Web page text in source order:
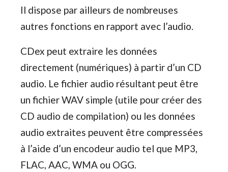
Il dispose par ailleurs de nombreuses
autres fonctions en rapport avec l’audio.
CDex peut extraire les données
directement (numériques) à partir d’un CD
audio. Le fichier audio résultant peut être
un fichier WAV simple (utile pour créer des
CD audio de compilation) ou les données
audio extraites peuvent être compressées
à l’aide d’un encodeur audio tel que MP3,
FLAC, AAC, WMA ou OGG.